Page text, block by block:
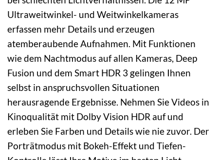
Ultraweitwinkel- und Weitwinkelkameras
erfassen mehr Details und erzeugen
atemberaubende Aufnahmen. Mit Funktionen
wie dem Nachtmodus auf allen Kameras, Deep
Fusion und dem Smart HDR 3 gelingen Ihnen
selbst in anspruchsvollen Situationen
herausragende Ergebnisse. Nehmen Sie Videos in
Kinoqualität mit Dolby Vision HDR auf und
erleben Sie Farben und Details wie nie zuvor. Der
Porträtmodus mit Bokeh-Effekt und Tiefen-